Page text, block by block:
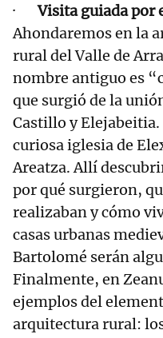
·Visita guiada por
Ahondaremos en la
rural del Valle de
nombre antiguo es
que surgió de la
Castillo y Elejabeitia.
curiosa iglesia de
Areatza. Allí
por qué surgieron,
realizaban y cómo
casas urbanas
Bartolomé serán
Finalmente, en
ejemplos del
arquitectura rural: